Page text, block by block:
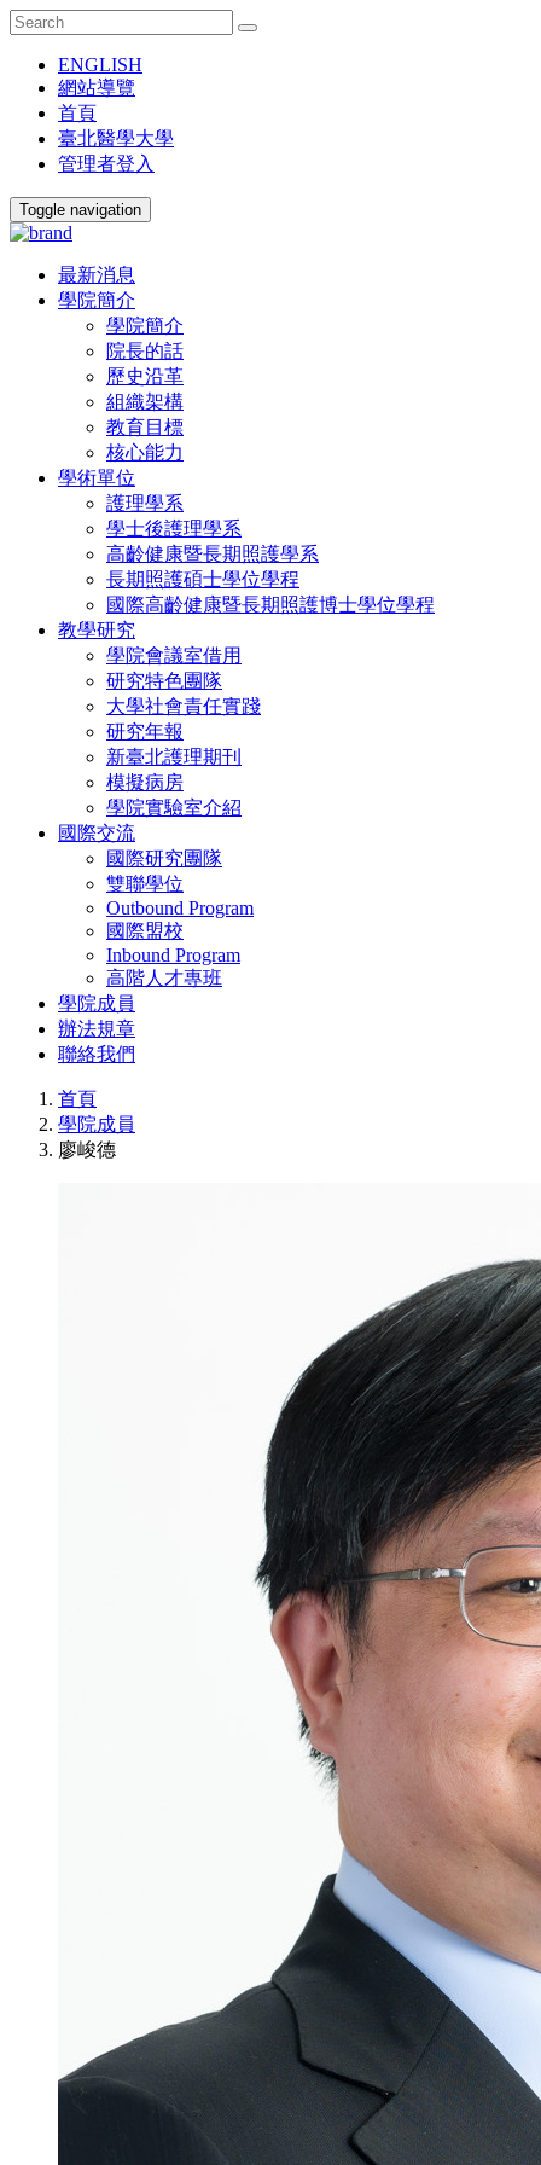
ENGLISH
網站導覽
首頁
臺北醫學大學
管理者登入
Toggle navigation
最新消息
學院簡介
學院簡介
院長的話
歷史沿革
組織架構
教育目標
核心能力
學術單位
護理學系
學士後護理學系
高齡健康暨長期照護學系
長期照護碩士學位學程
國際高齡健康暨長期照護博士學位學程
教學研究
學院會議室借用
研究特色團隊
大學社會責任實踐
研究年報
新臺北護理期刊
模擬病房
學院實驗室介紹
國際交流
國際研究團隊
雙聯學位
Outbound Program
國際盟校
Inbound Program
高階人才專班
學院成員
辦法規章
聯絡我們
首頁
學院成員
廖峻德